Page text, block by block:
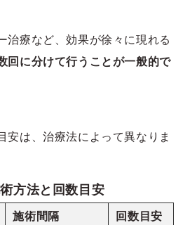
治療など、効果が徐々に現れる
回に分けて行うことが一般的で
安は、治療法によって異なりま
方法と回数目安
施術間隔
回数目安